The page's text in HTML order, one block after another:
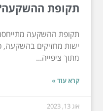
תקופת
תקופת ההשקעה
ישות מחזיקים בהשקעה,
מתוך ציפייה...
קרא עוד »
אוג 13, 2023